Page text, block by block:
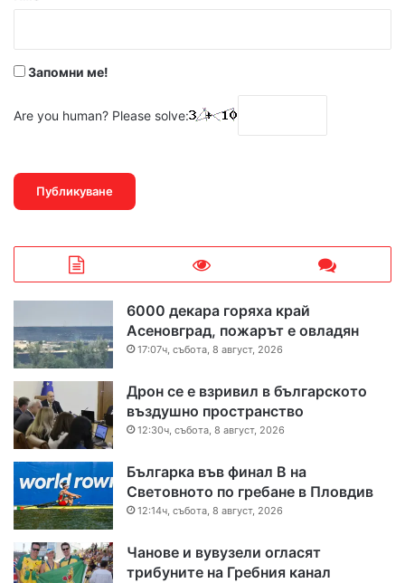
Запомни ме!
Are you human? Please solve:
6000 декара горяха край
Асеновград, пожарът е овладян
17:07ч, събота, 8 август, 2026
Дрон се е взривил в българското
въздушно пространство
12:30ч, събота, 8 август, 2026
Българка във финал B на
Световното по гребане в Пловдив
12:14ч, събота, 8 август, 2026
Чанове и вувузели огласят
трибуните на Гребния канал